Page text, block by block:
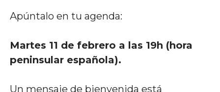
Apúntalo en tu agenda:
Martes 11 de febrero a las 19h (hora
peninsular española).
Un mensaje de bienvenida está